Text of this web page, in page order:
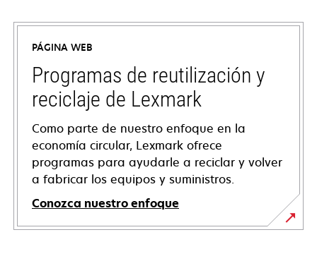
in
new
tab
PÁGINA WEB
Programas de reutilización y
reciclaje de Lexmark
Como parte de nuestro enfoque en la
economía circular, Lexmark ofrece
programas para ayudarle a reciclar y volver
a fabricar los equipos y suministros.
Conozca nuestro enfoque